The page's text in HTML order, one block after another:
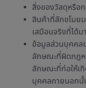
สิ่งของวัสดุหรือ
สินค้าที่ลักขโมย
เสมือนจริงที่ได้
ข้อมูลส่วนบุคคล
ลักษณะที่ผิดกฎห
ลักษณะที่ก่อให้เ
บุคคลภายนอกนั้